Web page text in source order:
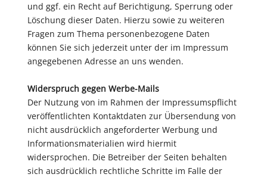
und ggf. ein Recht auf Berichtigung, Sperrung oder
Löschung dieser Daten. Hierzu sowie zu weiteren
Fragen zum Thema personenbezogene Daten
können Sie sich jederzeit unter der im Impressum
angegebenen Adresse an uns wenden.
Widerspruch gegen Werbe-Mails
Der Nutzung von im Rahmen der Impressumspflicht
veröffentlichten Kontaktdaten zur Übersendung von
nicht ausdrücklich angeforderter Werbung und
Informationsmaterialien wird hiermit
widersprochen. Die Betreiber der Seiten behalten
sich ausdrücklich rechtliche Schritte im Falle der